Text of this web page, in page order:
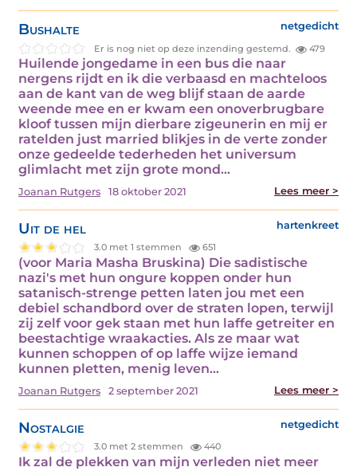
Bushalte netgedicht
Er is nog niet op deze inzending gestemd. 479
Huilende jongedame in een bus die naar
nergens rijdt en ik die verbaasd en machteloos
aan de kant van de weg blijf staan de aarde
weende mee en er kwam een onoverbrugbare
kloof tussen mijn dierbare zigeunerin en mij er
ratelden just married blikjes in de verte zonder
onze gedeelde tederheden het universum
glimlacht met zijn grote mond…
Joanan Rutgers 18 oktober 2021 Lees meer >
Uit de hel hartenkreet
3.0 met 1 stemmen 651
(voor Maria Masha Bruskina) Die sadistische
nazi's met hun ongure koppen onder hun
satanisch-strenge petten laten jou met een
debiel schandbord over de straten lopen, terwijl
zij zelf voor gek staan met hun laffe getreiter en
beestachtige wraakacties. Als ze maar wat
kunnen schoppen of op laffe wijze iemand
kunnen pletten, menig leven…
Joanan Rutgers 2 september 2021 Lees meer >
Nostalgie netgedicht
3.0 met 2 stemmen 440
Ik zal de plekken van mijn verleden niet meer